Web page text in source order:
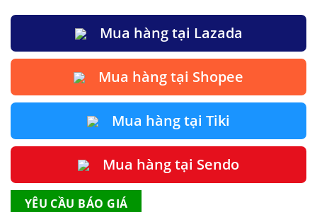
Mua hàng tại Lazada
Mua hàng tại Shopee
Mua hàng tại Tiki
Mua hàng tại Sendo
YÊU CẦU BÁO GIÁ